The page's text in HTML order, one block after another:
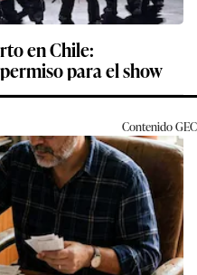
en Chile:
para el show
ContenidoGEC